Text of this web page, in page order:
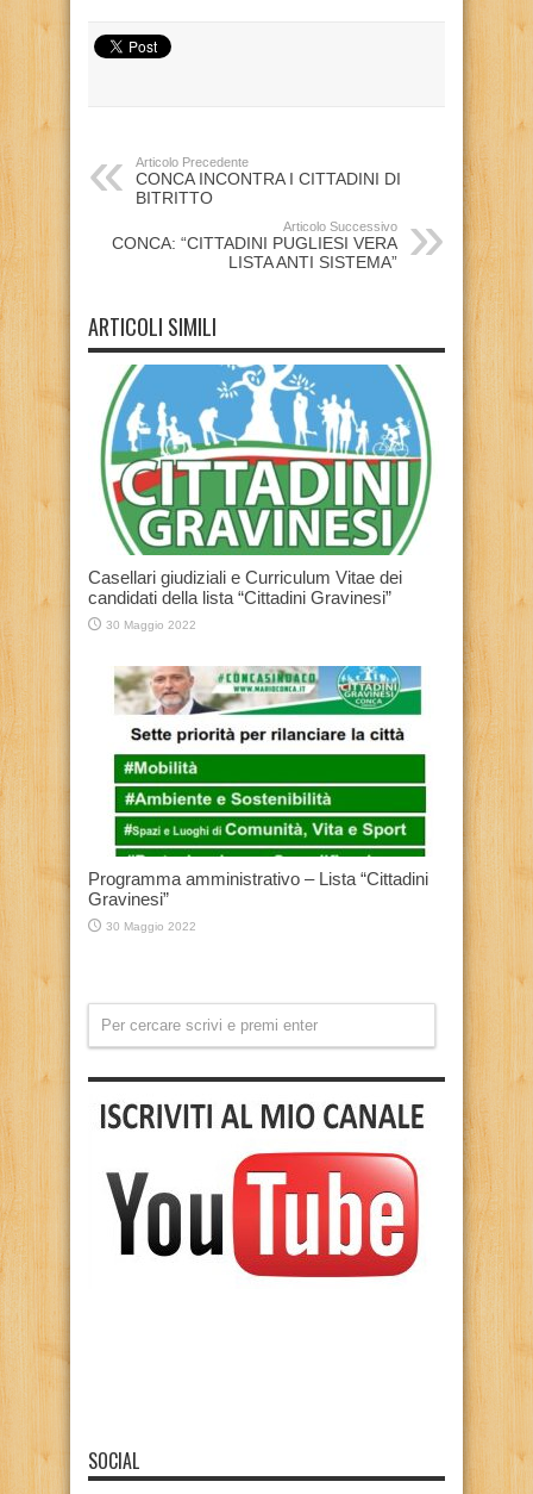
Articolo Precedente
CONCA INCONTRA I CITTADINI DI
BITRITTO
Articolo Successivo
CONCA: “CITTADINI PUGLIESI VERA
LISTA ANTI SISTEMA”
ARTICOLI SIMILI
Casellari giudiziali e Curriculum Vitae dei
candidati della lista “Cittadini Gravinesi”
30 Maggio 2022
Programma amministrativo – Lista “Cittadini
Gravinesi”
30 Maggio 2022
SOCIAL